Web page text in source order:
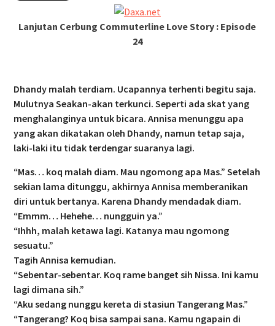
Lanjutan Cerbung Commuterline Love Story : Episode
24
Dhandy malah terdiam. Ucapannya terhenti begitu saja.
Mulutnya Seakan-akan terkunci. Seperti ada skat yang
menghalanginya untuk bicara. Annisa menunggu apa
yang akan dikatakan oleh Dhandy, namun tetap saja,
laki-laki itu tidak terdengar suaranya lagi.
“Mas… koq malah diam. Mau ngomong apa Mas.” Setelah
sekian lama ditunggu, akhirnya Annisa memberanikan
diri untuk bertanya. Karena Dhandy mendadak diam.
“Emmm… Hehehe… nungguin ya.”
“Ihhh, malah ketawa lagi. Katanya mau ngomong
sesuatu.”
Tagih Annisa kemudian.
“Sebentar-sebentar. Koq rame banget sih Nissa. Ini kamu
lagi dimana sih.”
“Aku sedang nunggu kereta di stasiun Tangerang Mas.”
“Tangerang? Koq bisa sampai sana. Kamu ngapain di